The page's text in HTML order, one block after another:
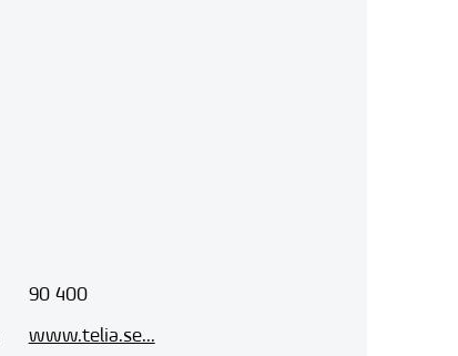
90 400
www.telia.se...